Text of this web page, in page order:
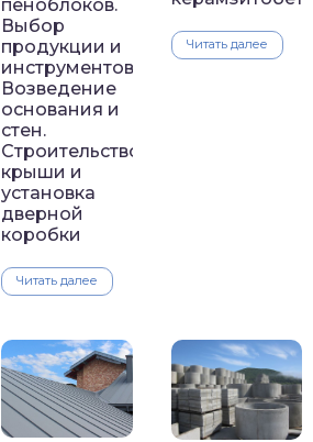
пеноблоков.
Выбор
продукции и
инструментов.
Возведение
основания и
стен.
Строительство
крыши и
установка
дверной
коробки
Читать далее
Читать далее